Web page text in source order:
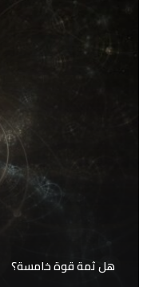
هل ثمة قوة خامسة؟